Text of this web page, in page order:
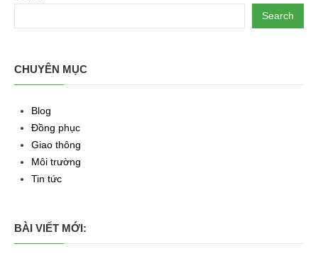
Search
CHUYÊN MỤC
Blog
Đồng phục
Giao thông
Môi trường
Tin tức
BÀI VIẾT MỚI: